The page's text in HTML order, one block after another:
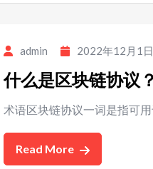
admin 2022年12月1日
什么是区块链协议？
术语区块链协议一词是指可
Read More